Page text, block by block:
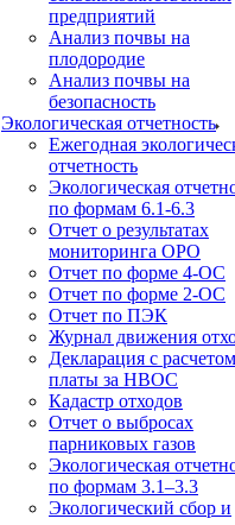
предприятий
Анализ почвы на
плодородие
Анализ почвы на
безопасность
Экологическая отчетность
Ежегодная
отчетность
Экологическая
по формам 6.1-6.3
Отчет о результатах
мониторинга ОРО
Отчет по форме 4-ОС
Отчет по форме 2-ОС
Отчет по ПЭК
Журнал движения
Декларация с расчетом
платы за НВОС
Кадастр отходов
Отчет о выбросах
парниковых газов
Экологическая
по формам 3.1–3.3
Экологический сбор и